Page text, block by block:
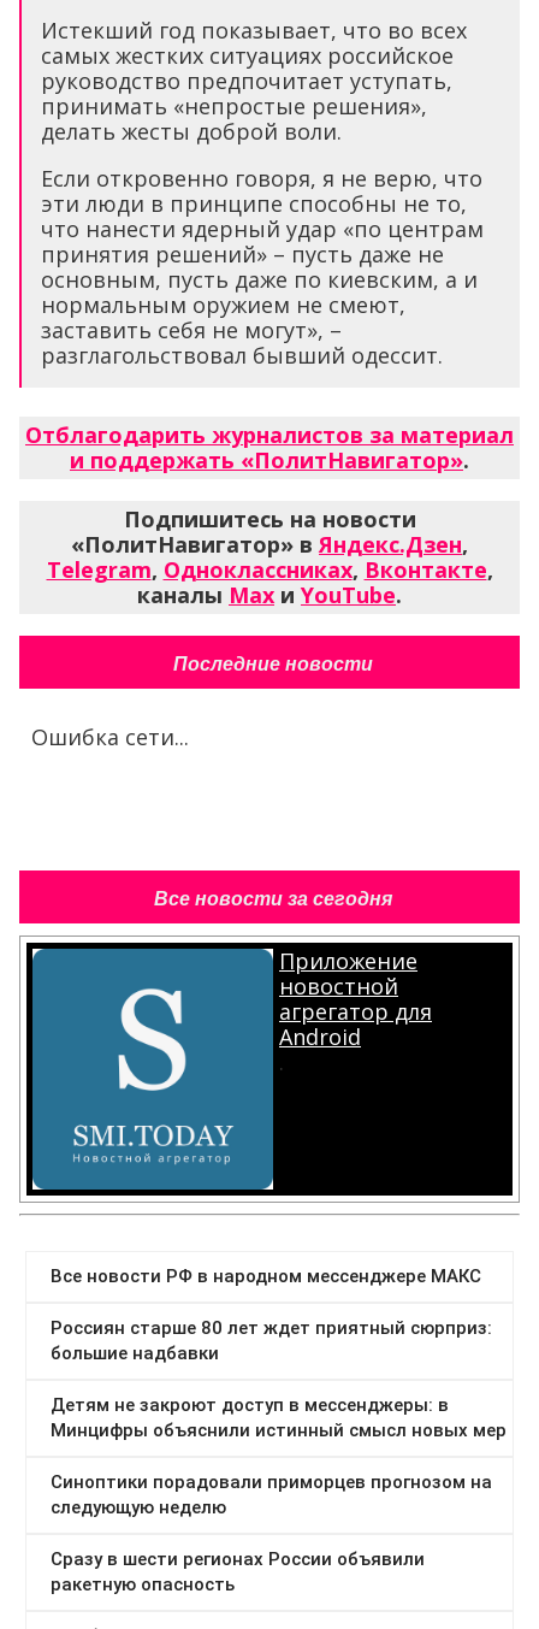
Истекший год показывает, что во всех
самых жестких ситуациях российское
руководство предпочитает уступать,
принимать «непростые решения»,
делать жесты доброй воли.
Если откровенно говоря, я не верю, что
эти люди в принципе способны не то,
что нанести ядерный удар «по центрам
принятия решений» – пусть даже не
основным, пусть даже по киевским, а и
нормальным оружием не смеют,
заставить себя не могут», –
разглагольствовал бывший одессит.
Отблагодарить журналистов за материал
и поддержать «ПолитНавигатор».
Подпишитесь на новости
«ПолитНавигатор» вЯндекс.Дзен,
Telegram, Одноклассниках, Вконтакте,
каналы Max и YouTube.
Последние новости
Ошибка сети...
Все новости за сегодня
Приложение
новостной
агрегатор для
Android
.